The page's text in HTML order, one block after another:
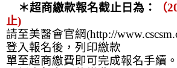
＊超商繳款報名截止日為： （
止)
請至美醫會官網(http://
登入報名後，列印繳款
單至超商繳費即可完成報名手續。